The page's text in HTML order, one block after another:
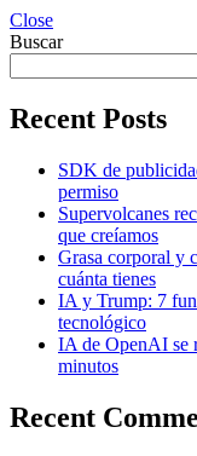
Close
Buscar
Recent Posts
SDK de
permiso
Supervolcanes
que creíamos
Grasa corporal y
cuánta tienes
IA y Trump: 7
tecnológico
IA de OpenAI se
minutos
Recent